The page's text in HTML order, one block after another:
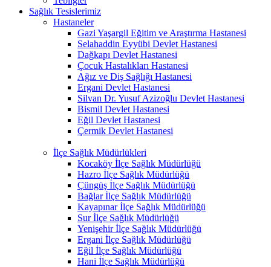
Sağlık Tesislerimiz
Hastaneler
Gazi Yaşargil Eğitim ve Araştırma Hastanesi
Selahaddin Eyyübi Devlet Hastanesi
Dağkapı Devlet Hastanesi
Çocuk Hastalıkları Hastanesi
Ağız ve Diş Sağlığı Hastanesi
Ergani Devlet Hastanesi
Silvan Dr. Yusuf Azizoğlu Devlet Hastanesi
Bismil Devlet Hastanesi
Eğil Devlet Hastanesi
Çermik Devlet Hastanesi
İlçe Sağlık Müdürlükleri
Kocaköy İlçe Sağlık Müdürlüğü
Hazro İlçe Sağlık Müdürlüğü
Çüngüş İlçe Sağlık Müdürlüğü
Bağlar İlçe Sağlık Müdürlüğü
Kayapınar İlçe Sağlık Müdürlüğü
Sur İlçe Sağlık Müdürlüğü
Yenişehir İlçe Sağlık Müdürlüğü
Ergani İlçe Sağlık Müdürlüğü
Eğil İlçe Sağlık Müdürlüğü
Hani İlçe Sağlık Müdürlüğü